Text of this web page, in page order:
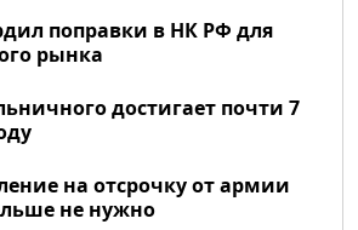
поправки в НК РФ для
рынка
достигает почти 7
на отсрочку от армии
не нужно